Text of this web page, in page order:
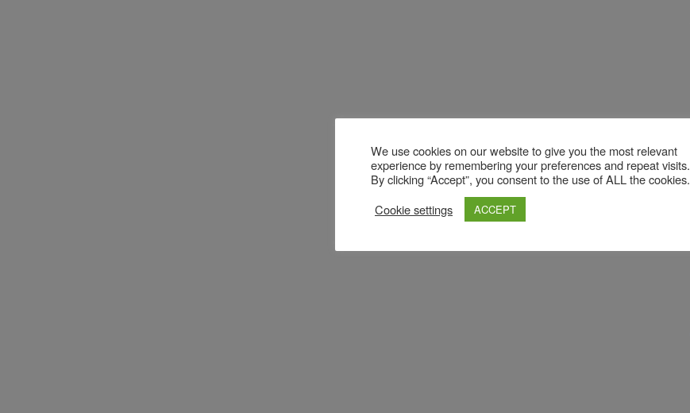
We use cookies on our website to give you the most relevant
experience by remembering your preferences and repeat visits.
By clicking “Accept”, you consent to the use of ALL the cookies.
Cookie settings
ACCEPT